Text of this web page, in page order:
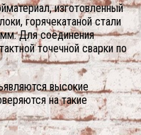
изготовленный
горячекатаной стали
Для соединения
точечной сварки по
высокие
на такие